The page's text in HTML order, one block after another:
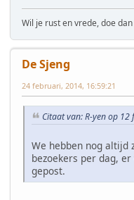
Wil je rust en vrede, doe
De Sjeng
24 februari, 2014, 16:59:21
Citaat van: R-yen op
We hebben nog altijd
bezoekers per dag,
gepost.